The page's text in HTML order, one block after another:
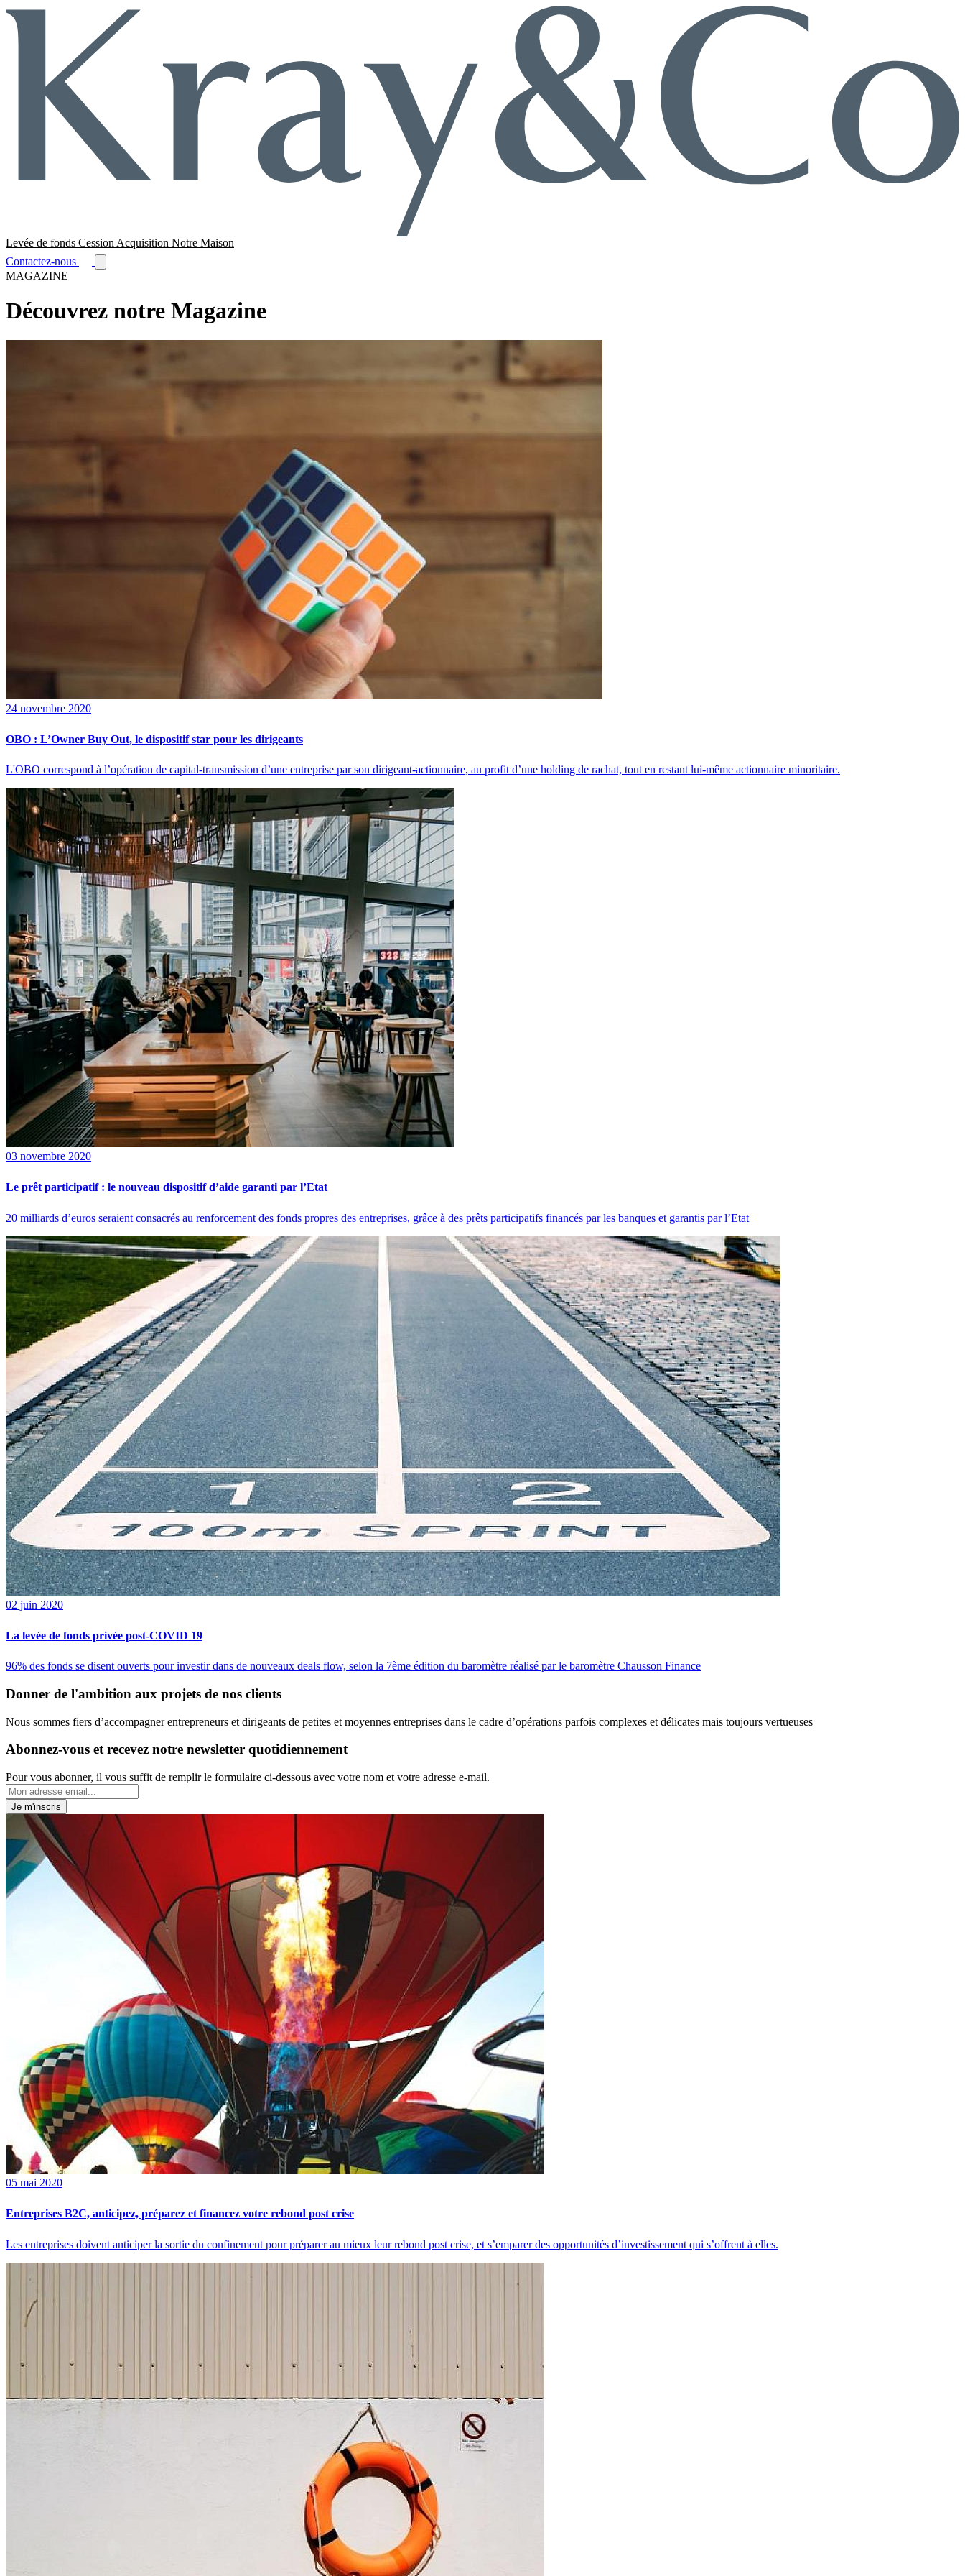
Levée de fonds Cession Acquisition Notre Maison
Contactez-nous
MAGAZINE
Découvrez notre Magazine
24 novembre 2020
OBO : L’Owner Buy Out, le dispositif star pour les dirigeants
L'OBO correspond à l’opération de capital-transmission d’une entreprise par son dirigeant-actionnaire, au profit d’une holding de rachat, tout en restant lui-même actionnaire minoritaire.
03 novembre 2020
Le prêt participatif : le nouveau dispositif d’aide garanti par l’Etat
20 milliards d’euros seraient consacrés au renforcement des fonds propres des entreprises, grâce à des prêts participatifs financés par les banques et garantis par l’Etat
02 juin 2020
La levée de fonds privée post-COVID 19
96% des fonds se disent ouverts pour investir dans de nouveaux deals flow, selon la 7ème édition du baromètre réalisé par le baromètre Chausson Finance
Donner de l'ambition aux projets de nos clients
Nous sommes fiers d’accompagner entrepreneurs et dirigeants de petites et moyennes entreprises dans le cadre d’opérations parfois complexes et délicates mais toujours vertueuses
Abonnez-vous et recevez notre newsletter quotidiennement
Pour vous abonner, il vous suffit de remplir le formulaire ci-dessous avec votre nom et votre adresse e-mail.
Je m'inscris
05 mai 2020
Entreprises B2C, anticipez, préparez et financez votre rebond post crise
Les entreprises doivent anticiper la sortie du confinement pour préparer au mieux leur rebond post crise, et s’emparer des opportunités d’investissement qui s’offrent à elles.